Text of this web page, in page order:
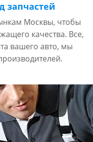
запчастей
Москвы, чтобы
качества. Все,
вашего авто, мы